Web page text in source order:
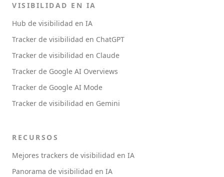
VISIBILIDAD EN IA
Hub de visibilidad en IA
Tracker de visibilidad en ChatGPT
Tracker de visibilidad en Claude
Tracker de Google AI Overviews
Tracker de Google AI Mode
Tracker de visibilidad en Gemini
RECURSOS
Mejores trackers de visibilidad en IA
Panorama de visibilidad en IA